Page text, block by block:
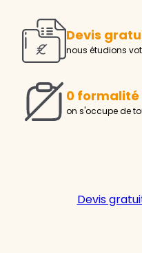
Devis
nous étudions
0 formalité
on s'occupe de
Devis